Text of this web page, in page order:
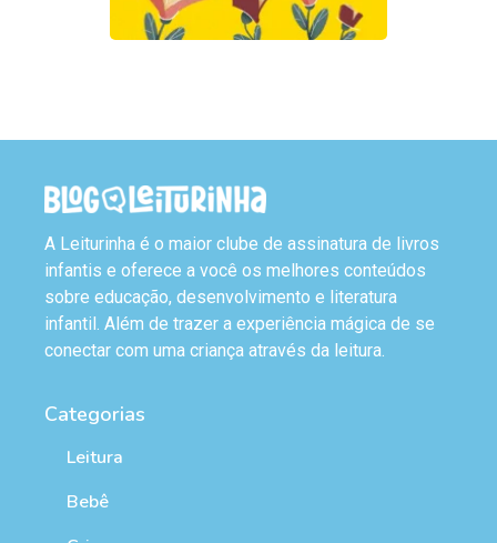
A Leiturinha é o maior clube de assinatura de livros
infantis e oferece a você os melhores conteúdos
sobre educação, desenvolvimento e literatura
infantil. Além de trazer a experiência mágica de se
conectar com uma criança através da leitura.
Categorias
Leitura
Bebê